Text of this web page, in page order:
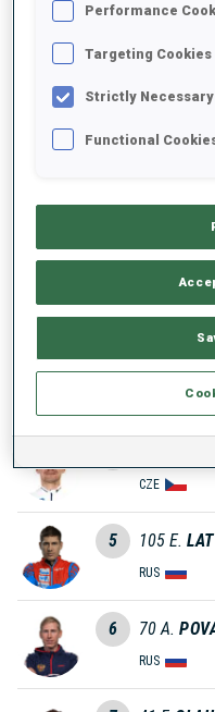
0 94 M.
0 71 X. LI
NOR
3 67 A.
CZE
5 105 E.
RUS
6 70 A.
RUS
Performance
Targeting Cookies
Strictly
Functional